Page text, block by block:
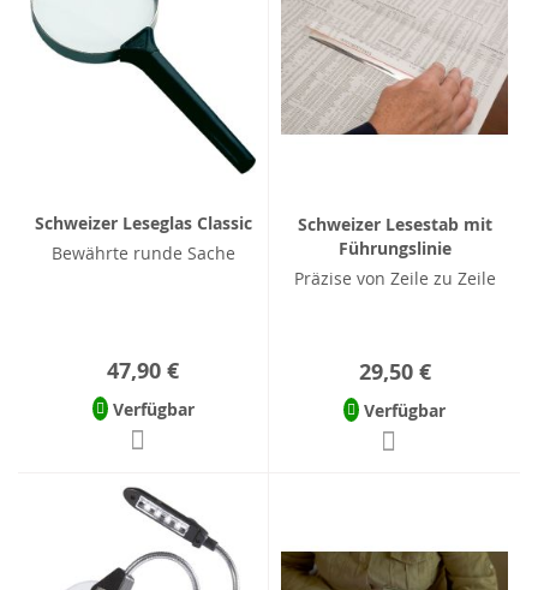
Schweizer Leseglas Classic
Bewährte runde Sache
47,90 €
Verfügbar
Schweizer Lesestab mit
Führungslinie
Präzise von Zeile zu Zeile
29,50 €
Verfügbar